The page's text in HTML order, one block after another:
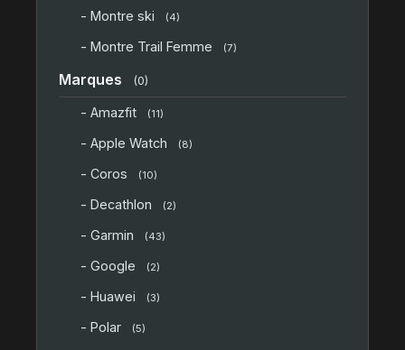
- Montre ski (4)
- Montre Trail Femme (7)
Marques (0)
- Amazfit (11)
- Apple Watch (8)
- Coros (10)
- Decathlon (2)
- Garmin (43)
- Google (2)
- Huawei (3)
- Polar (5)